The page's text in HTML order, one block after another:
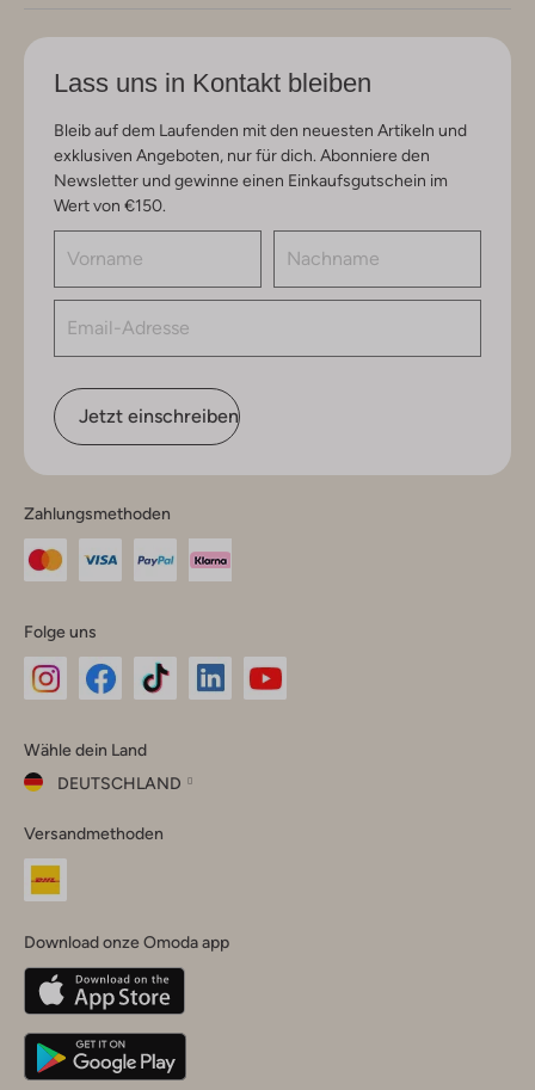
Lass uns in Kontakt bleiben
Bleib auf dem Laufenden mit den neuesten Artikeln und
exklusiven Angeboten, nur für dich. Abonniere den
Newsletter und gewinne einen Einkaufsgutschein im
Wert von €150.
Jetzt einschreiben
Zahlungsmethoden
Folge uns
Instagram
Facebook
TikTok
Wähle dein Land
DEUTSCHLAND
dein
Land
Belgique(Français)
Deutschland
Versandmethoden
Download onze Omoda app